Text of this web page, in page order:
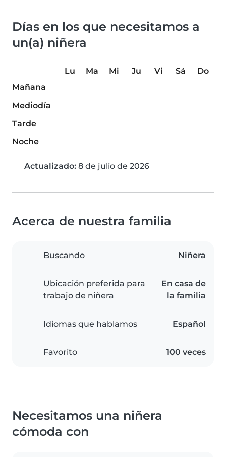
Días en los que necesitamos a
un(a) niñera
Lu Ma Mi Ju Vi Sá
Do
Mañana
Mediodía
Tarde
Noche
Actualizado: 8 de julio de 2026
Acerca de nuestra familia
Buscando Niñera
Ubicación preferida para
trabajo de niñera
En casa de
la familia
Idiomas que hablamos Español
Favorito 100 veces
Necesitamos una niñera
cómoda con